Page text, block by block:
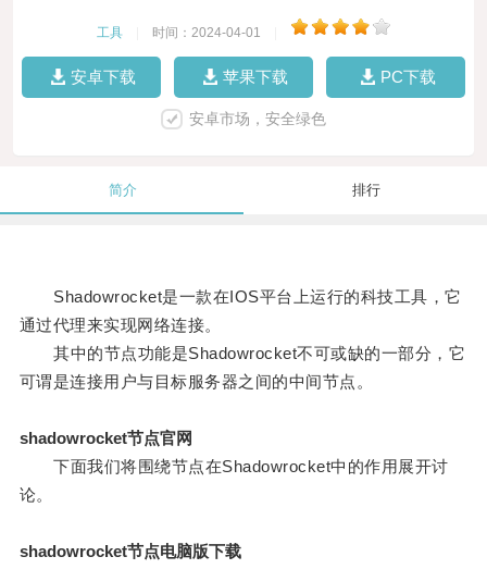
工具 时间：2024-04-01
安卓下载 苹果下载 PC下载
安卓市场，安全绿色
简介 排行
Shadowrocket是一款在IOS平台上运行的科技工具，它
通过代理来实现网络连接。
其中的节点功能是Shadowrocket不可或缺的一部分，它
可谓是连接用户与目标服务器之间的中间节点。
shadowrocket节点官网
下面我们将围绕节点在Shadowrocket中的作用展开讨
论。
shadowrocket节点电脑版下载